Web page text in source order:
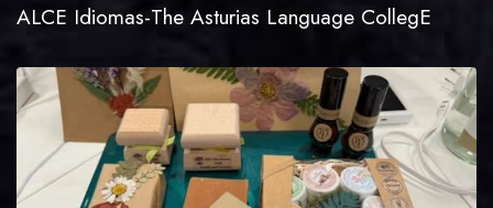
ALCE Idiomas-The Asturias Language CollegE